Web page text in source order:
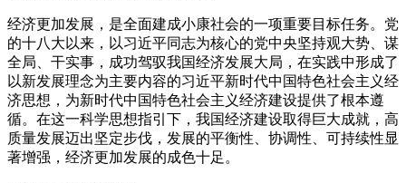
经济更加发展，是全面建成小康社会的一项重要目标任务。党
的十八大以来，以习近平同志为核心的党中央坚持观大势、谋
全局、干实事，成功驾驭我国经济发展大局，在实践中形成了
以新发展理念为主要内容的习近平新时代中国特色社会主义经
济思想，为新时代中国特色社会主义经济建设提供了根本遵
循。在这一科学思想指引下，我国经济建设取得巨大成就，高
质量发展迈出坚定步伐，发展的平衡性、协调性、可持续性显
著增强，经济更加发展的成色十足。